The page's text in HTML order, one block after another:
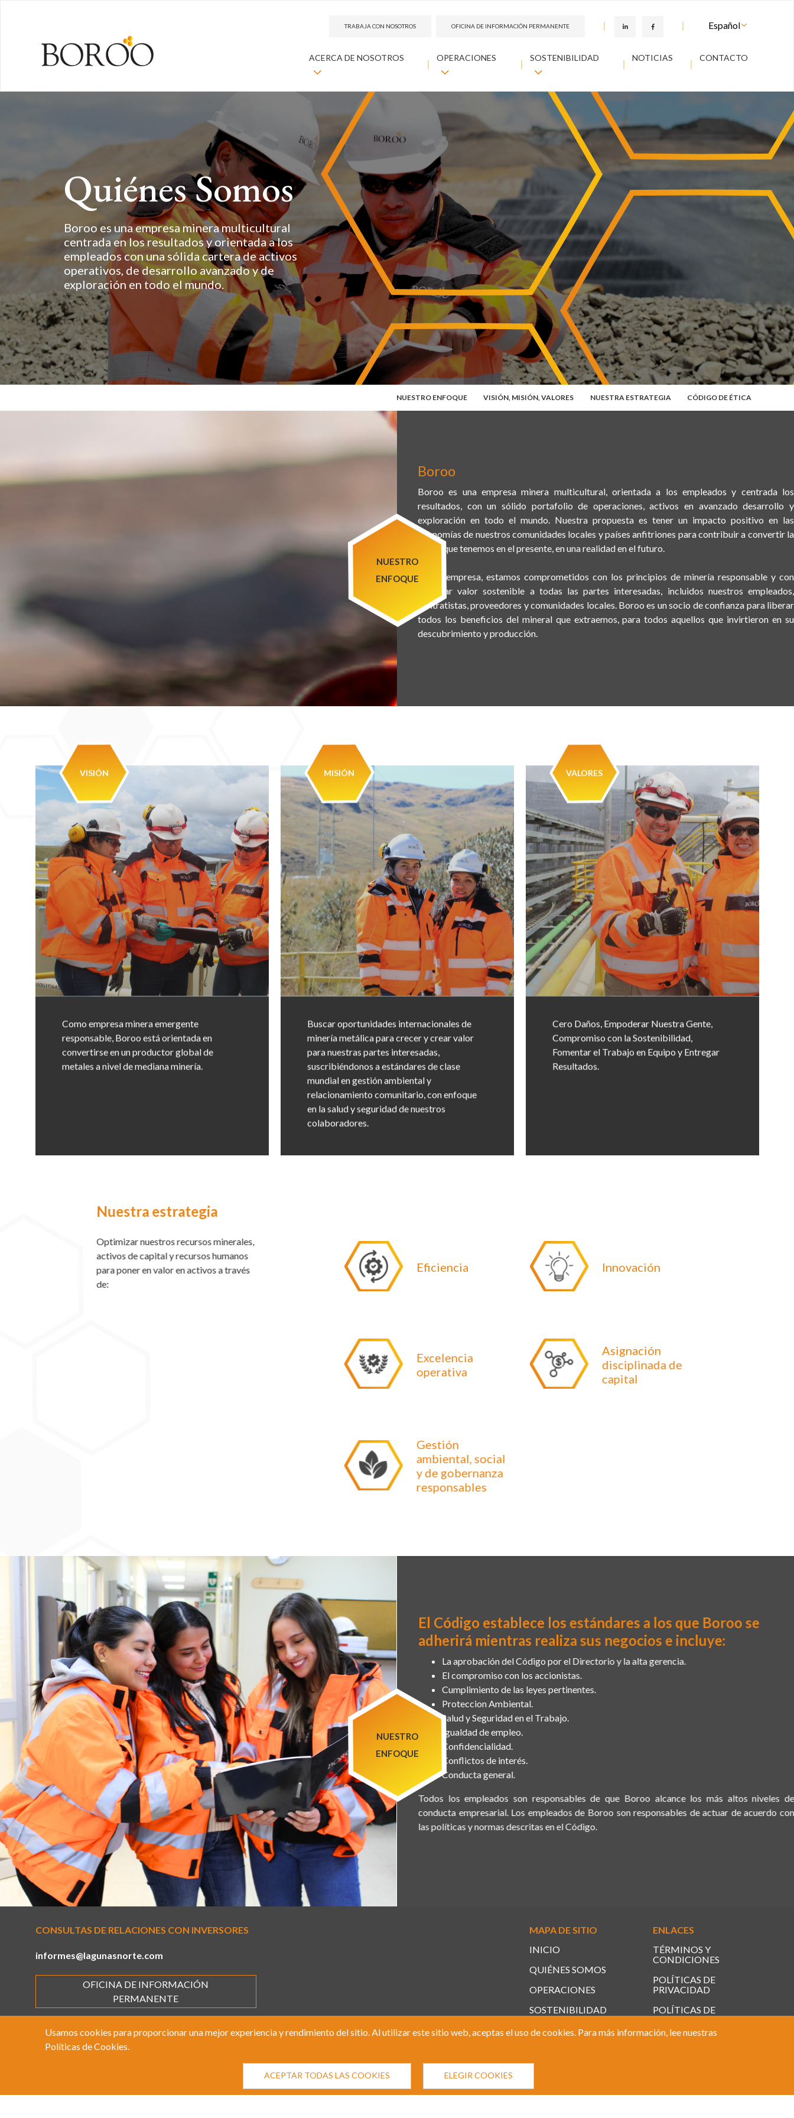
TRABAJA CON NOSOTROS OFICINA DE INFORMACIÓN PERMANENTE
ACERCA DE NOSOTROS OPERACIONES SOSTENIBILIDAD NOTICIAS CONTACTO
Usamos cookies para proporcionar una mejor experiencia y rendimiento del sitio. Al utilizar este sitio web, aceptas el uso de cookies. Para más información, lee nuestras
Políticas de Cookies.
ACEPTAR TODAS LAS COOKIES ELEGIR COOKIES
Quiénes Somos
Boroo es una empresa minera multicultural
centrada en los resultados y orientada a los
empleados con una sólida cartera de activos
operativos, de desarrollo avanzado y de
exploración en todo el mundo.
NUESTRO ENFOQUE VISIÓN, MISIÓN, VALORES NUESTRA ESTRATEGIA CÓDIGO DE ÉTICA
Boroo
Boroo es una empresa minera multicultural, orientada a los empleados y centrada los
resultados, con un sólido portafolio de operaciones, activos en avanzado desarrollo y
exploración en todo el mundo. Nuestra propuesta es tener un impacto positivo en las
economías de nuestros comunidades locales y países anfitriones para contribuir a convertir la
visión que tenemos en el presente, en una realidad en el futuro.
Como empresa, estamos comprometidos con los principios de minería responsable y con
entregar valor sostenible a todas las partes interesadas, incluidos nuestros empleados,
contratistas, proveedores y comunidades locales. Boroo es un socio de confianza para liberar
todos los beneficios del mineral que extraemos, para todos aquellos que invirtieron en su
descubrimiento y producción.
VISIÓN
Como empresa minera emergente
responsable, Boroo está orientada en
convertirse en un productor global de
metales a nivel de mediana minería.
MISIÓN
Buscar oportunidades internacionales de
minería metálica para crecer y crear valor
para nuestras partes interesadas,
suscribiéndonos a estándares de clase
mundial en gestión ambiental y
relacionamiento comunitario, con enfoque
en la salud y seguridad de nuestros
colaboradores.
VALORES
Cero Daños, Empoderar Nuestra Gente,
Compromiso con la Sostenibilidad,
Fomentar el Trabajo en Equipo y Entregar
Resultados.
Nuestra estrategia
Optimizar nuestros recursos minerales,
activos de capital y recursos humanos
para poner en valor en activos a través
de:
Eficiencia
Excelencia
operativa
Gestión
ambiental, social
y de gobernanza
responsables
Innovación
Asignación
disciplinada de
capital
El Código establece los estándares a los que Boroo se
adherirá mientras realiza sus negocios e incluye:
La aprobación del Código por el Directorio y la alta gerencia.
El compromiso con los accionistas.
Cumplimiento de las leyes pertinentes.
Proteccion Ambiental.
Salud y Seguridad en el Trabajo.
Igualdad de empleo.
Confidencialidad.
Conflictos de interés.
Conducta general.
Todos los empleados son responsables de que Boroo alcance los más altos niveles de
conducta empresarial. Los empleados de Boroo son responsables de actuar de acuerdo con
las políticas y normas descritas en el Código.
CONSULTAS DE RELACIONES CON INVERSORES
informes@lagunasnorte.com
OFICINA DE INFORMACIÓN
PERMANENTE
MAPA DE SITIO
INICIO
QUIÉNES SOMOS
OPERACIONES
SOSTENIBILIDAD
NOTICIAS
ENLACES
TÉRMINOS Y
CONDICIONES
POLÍTICAS DE
PRIVACIDAD
POLÍTICAS DE